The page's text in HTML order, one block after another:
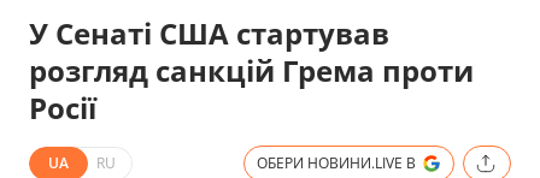
У Сенаті США стартував
розгляд санкцій Грема проти
Росії
UA RU ОБЕРИ НОВИНИ.LIVE В